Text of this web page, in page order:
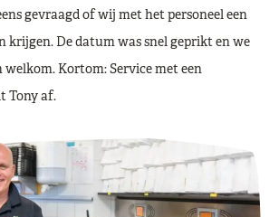
gevraagd of wij met het personeel een
krijgen. De datum was snel geprikt en we
welkom. Kortom: Service met een
Tony af.